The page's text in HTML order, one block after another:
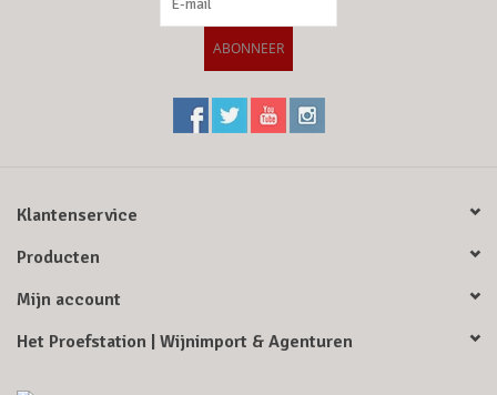
ABONNEER
Klantenservice
Producten
Mijn account
Het Proefstation | Wijnimport & Agenturen